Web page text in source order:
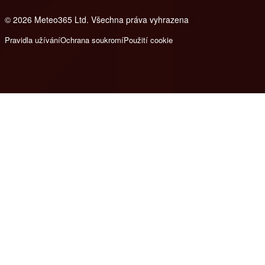
© 2026 Meteo365 Ltd. Všechna práva vyhrazena
Pravidla užíváníOchrana soukromíPoužití cookie